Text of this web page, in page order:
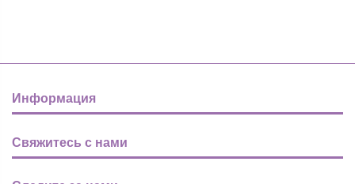
Информация
Свяжитесь с нами